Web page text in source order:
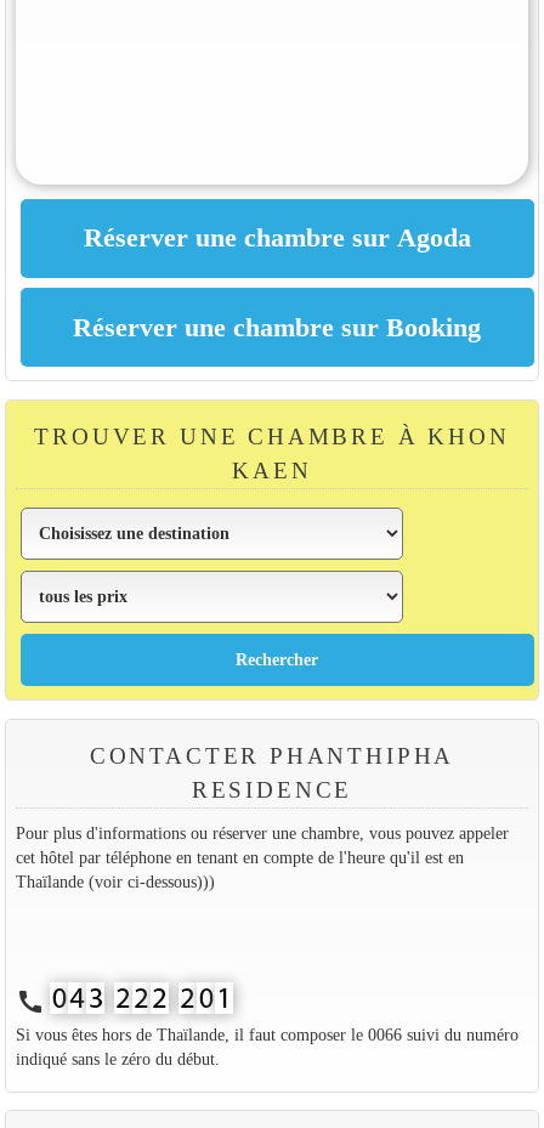
TROUVER UNE CHAMBRE À KHON
KAEN
CONTACTER PHANTHIPHA
RESIDENCE
Pour plus d'informations ou réserver une chambre, vous pouvez appeler
cet hôtel par téléphone en tenant en compte de l'heure qu'il est en
Thaïlande (voir ci-dessous)))
call
Si vous êtes hors de Thaïlande, il faut composer le 0066 suivi du numéro
indiqué sans le zéro du début.